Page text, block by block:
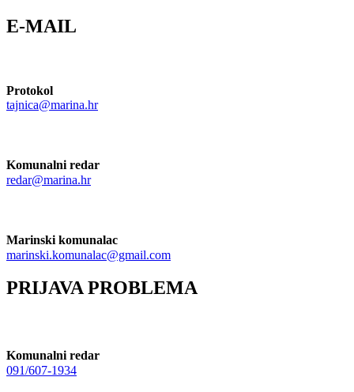
E-MAIL
Protokol
tajnica@marina.hr
Komunalni redar
redar@marina.hr
Marinski komunalac
marinski.komunalac@gmail.com
PRIJAVA PROBLEMA
Komunalni redar
091/607-1934